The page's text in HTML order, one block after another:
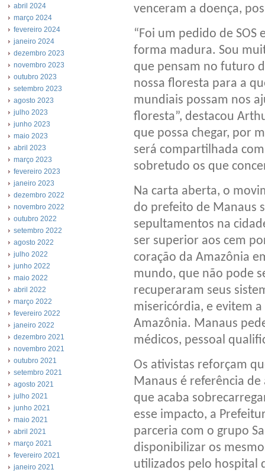
abril 2024
março 2024
fevereiro 2024
janeiro 2024
dezembro 2023
novembro 2023
outubro 2023
setembro 2023
agosto 2023
julho 2023
junho 2023
maio 2023
abril 2023
março 2023
fevereiro 2023
janeiro 2023
dezembro 2022
novembro 2022
outubro 2022
setembro 2022
agosto 2022
julho 2022
junho 2022
maio 2022
abril 2022
março 2022
fevereiro 2022
janeiro 2022
dezembro 2021
novembro 2021
outubro 2021
setembro 2021
agosto 2021
julho 2021
junho 2021
maio 2021
abril 2021
março 2021
fevereiro 2021
janeiro 2021
venceram a doença,
“Foi um pedido de
forma madura. Sou
que pensam no futuro
nossa floresta para a
mundiais possam nos
floresta”, destacou
que possa chegar, por
será compartilhada
sobretudo os que
Na carta aberta, o
do prefeito de Manaus
sepultamentos na
ser superior aos cem
coração da Amazônia
mundo, que não pode
recuperaram seus
misericórdia, e evitem
Amazônia. Manaus
médicos, pessoal
Os ativistas reforçam
Manaus é referência
que acaba
esse impacto, a
parceria com o grupo
disponibilizar os
utilizados pelo hospital